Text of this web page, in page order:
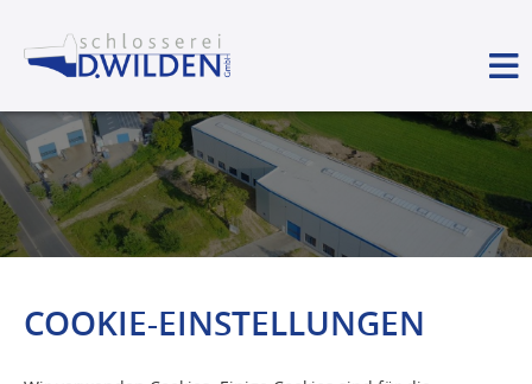
COOKIE-EINSTELLUNGEN